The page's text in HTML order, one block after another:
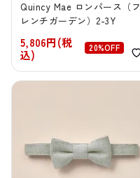
Quincy Mae ロンパース（フ
レンチガーデン）2-3Y
5,806円(税
込)
20%OFF